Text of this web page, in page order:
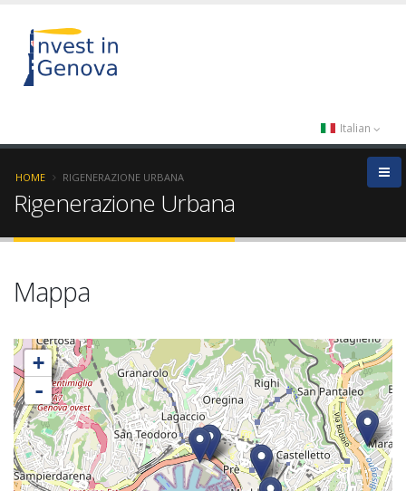
Italian
HOME RIGENERAZIONE URBANA
Rigenerazione Urbana
Mappa
+
-